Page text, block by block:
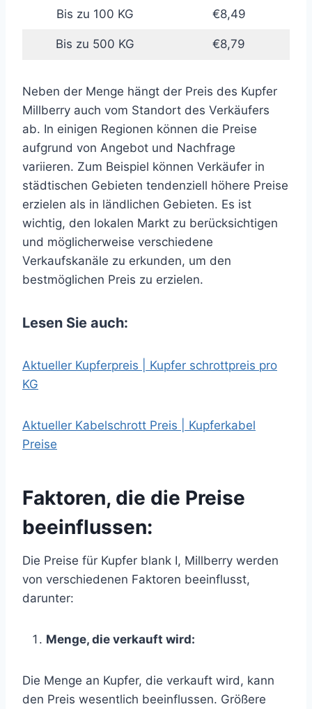
Bis zu 100 KG €8,49
Bis zu 500 KG €8,79
Neben der Menge hängt der Preis des Kupfer
Millberry auch vom Standort des Verkäufers
ab. In einigen Regionen können die Preise
aufgrund von Angebot und Nachfrage
variieren. Zum Beispiel können Verkäufer in
städtischen Gebieten tendenziell höhere Preise
erzielen als in ländlichen Gebieten. Es ist
wichtig, den lokalen Markt zu berücksichtigen
und möglicherweise verschiedene
Verkaufskanäle zu erkunden, um den
bestmöglichen Preis zu erzielen.
Lesen Sie auch:
Aktueller Kupferpreis | Kupfer schrottpreis pro
KG
Aktueller Kabelschrott Preis | Kupferkabel
Preise
Faktoren, die die Preise
beeinflussen:
Die Preise für Kupfer blank I, Millberry werden
von verschiedenen Faktoren beeinflusst,
darunter:
Menge, die verkauft wird:
Die Menge an Kupfer, die verkauft wird, kann
den Preis wesentlich beeinflussen. Größere